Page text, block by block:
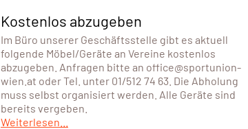
Kostenlos abzugeben
Im Büro unserer Geschäftsstelle gibt es aktuell
folgende Möbel/Geräte an Vereine kostenlos
abzugeben. Anfragen bitte an office@sportunion-
wien.at oder Tel. unter 01/512 74 63. Die Abholung
muss selbst organisiert werden. Alle Geräte sind
bereits vergeben.
Weiterlesen...